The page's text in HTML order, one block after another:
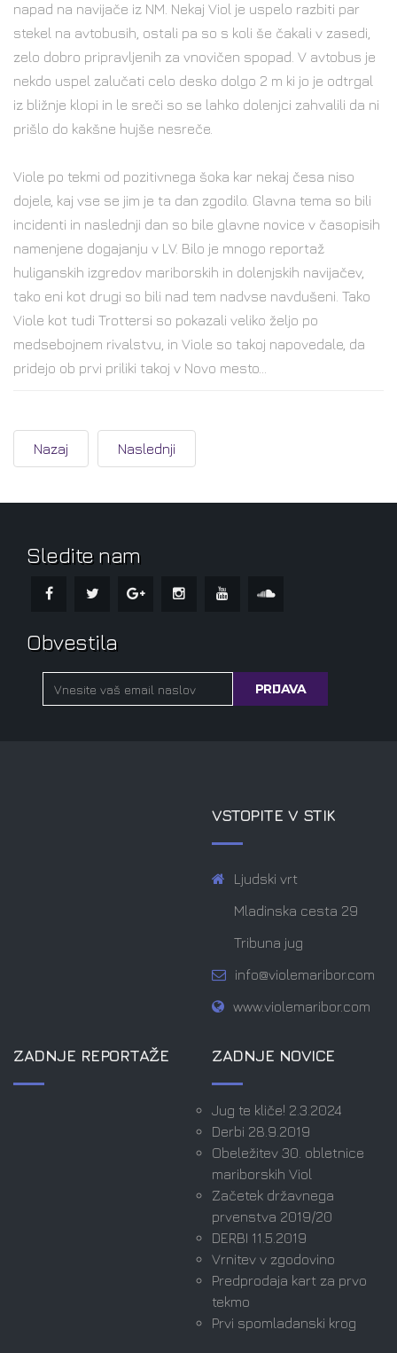
napad na navijače iz NM. Nekaj Viol je uspelo razbiti par
stekel na avtobusih, ostali pa so s koli še čakali v zasedi,
zelo dobro pripravljenih za vnovičen spopad. V avtobus je
nekdo uspel zalučati celo desko dolgo 2 m ki jo je odtrgal
iz bližnje klopi in le sreči so se lahko dolenjci zahvalili da ni
prišlo do kakšne hujše nesreče.
Viole po tekmi od pozitivnega šoka kar nekaj česa niso
dojele, kaj vse se jim je ta dan zgodilo. Glavna tema so bili
incidenti in naslednji dan so bile glavne novice v časopisih
namenjene dogajanju v LV. Bilo je mnogo reportaž
huliganskih izgredov mariborskih in dolenjskih navijačev,
tako eni kot drugi so bili nad tem nadvse navdušeni. Tako
Viole kot tudi Trottersi so pokazali veliko željo po
medsebojnem rivalstvu, in Viole so takoj napovedale, da
pridejo ob prvi priliki takoj v Novo mesto...
Nazaj Naslednji
Sledite nam
Obvestila
VSTOPITE V STIK
Ljudski vrt
Mladinska cesta 29
Tribuna jug
info@violemaribor.com
www.violemaribor.com
ZADNJE REPORTAŽE ZADNJE NOVICE
Jug te kliče! 2.3.2024
Derbi 28.9.2019
Obeležitev 30. obletnice
mariborskih Viol
Začetek državnega
prvenstva 2019/20
DERBI 11.5.2019
Vrnitev v zgodovino
Predprodaja kart za prvo
tekmo
Prvi spomladanski krog